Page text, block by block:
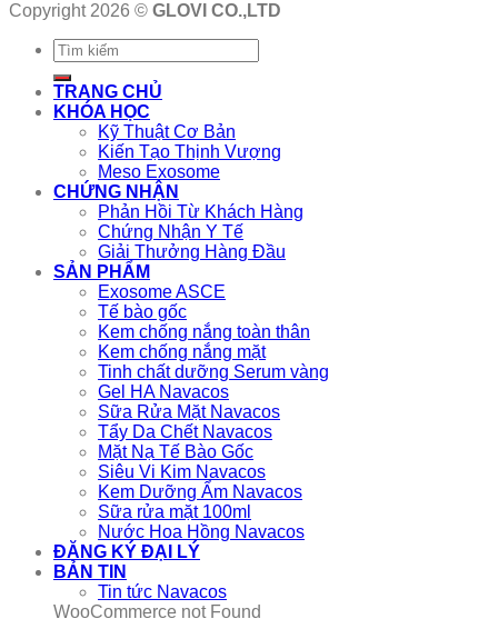
Copyright 2026 © GLOVI CO.,LTD
TRANG CHỦ
KHÓA HỌC
Kỹ Thuật Cơ Bản
Kiến Tạo Thịnh Vượng
Meso Exosome
CHỨNG NHẬN
Phản Hồi Từ Khách Hàng
Chứng Nhận Y Tế
Giải Thưởng Hàng Đầu
SẢN PHẨM
Exosome ASCE
Tế bào gốc
Kem chống nắng toàn thân
Kem chống nắng mặt
Tinh chất dưỡng Serum vàng
Gel HA Navacos
Sữa Rửa Mặt Navacos
Tẩy Da Chết Navacos
Mặt Nạ Tế Bào Gốc
Siêu Vi Kim Navacos
Kem Dưỡng Ẩm Navacos
Sữa rửa mặt 100ml
Nước Hoa Hồng Navacos
ĐĂNG KÝ ĐẠI LÝ
BẢN TIN
Tin tức Navacos
WooCommerce not Found